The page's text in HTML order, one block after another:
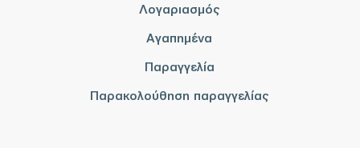
Λογαριασμός
Αγαπημένα
Παραγγελία
Παρακολούθηση παραγγελίας